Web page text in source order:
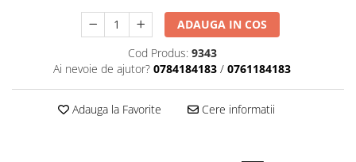
Tricouri de lucru
Saboti medicali
ACCESORII
Noutati
ADAUGA IN COS
Cod Produs: 9343
Ai nevoie de ajutor? 0784184183 / 0761184183
Adauga la Favorite Cere informatii